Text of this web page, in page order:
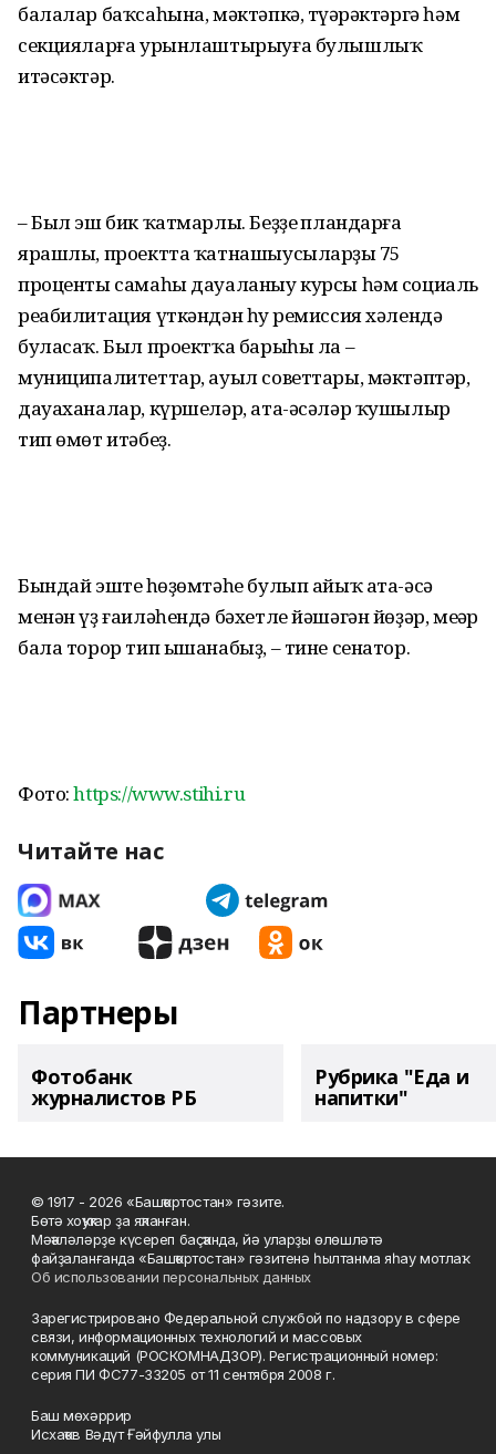
балалар баҡсаһына, мәктәпкә, түңәрәктәргә һәм
секцияларға урынлаштырыуға булышлыҡ
итәсәктәр.
– Был эш бик ҡатмарлы. Беҙҙең пландарға
ярашлы, проектта ҡатнашыусыларҙың 75
проценты самаһы дауаланыу курсы һәм социаль
реабилитация үткәндән һуң ремиссия хәлендә
буласаҡ. Был проектҡа барыһы ла –
муниципалитеттар, ауыл советтары, мәктәптәр,
дауаханалар, күршеләр, ата-әсәләр ҡушылыр
тип өмөт итәбеҙ.
Бындай эштең һөҙөмтәһе булып айыҡ ата-әсә
менән үҙ ғаиләһендә бәхетле йәшәгән йөҙәр, меңәр
бала торор тип ышанабыҙ, – тине сенатор.
Фото:https://www.stihi.ru
Читайте нас
Партнеры
Фотобанк
журналистов РБ
Рубрика "Еда и
напитки"
© 1917 - 2026 «Башҡортостан» гәзите.
Бөтә хоҡуҡтар ҙа яҡланған.
Мәҡәләләрҙе күсереп баҫҡанда, йә уларҙы өлөшләтә
файҙаланғанда «Башҡортостан» гәзитенә һылтанма яһау мотлаҡ.
Об использовании персональных данных
Зарегистрировано Федеральной службой по надзору в сфере
связи, информационных технологий и массовых
коммуникаций (РОСКОМНАДЗОР). Регистрационный номер:
серия ПИ ФС77-33205 от 11 сентября 2008 г.
Баш мөхәррир
Исхаҡов Вәдүт Ғәйфулла улы